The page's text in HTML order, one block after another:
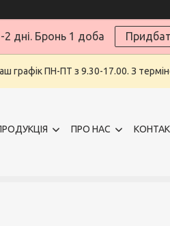
дні. Бронь 1 доба
графік ПН-ПТ з 9.30-17.00. З
ПРО НАС